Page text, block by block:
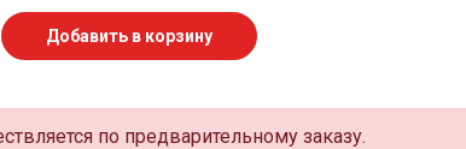
Добавить в корзину
по предварительному заказу.